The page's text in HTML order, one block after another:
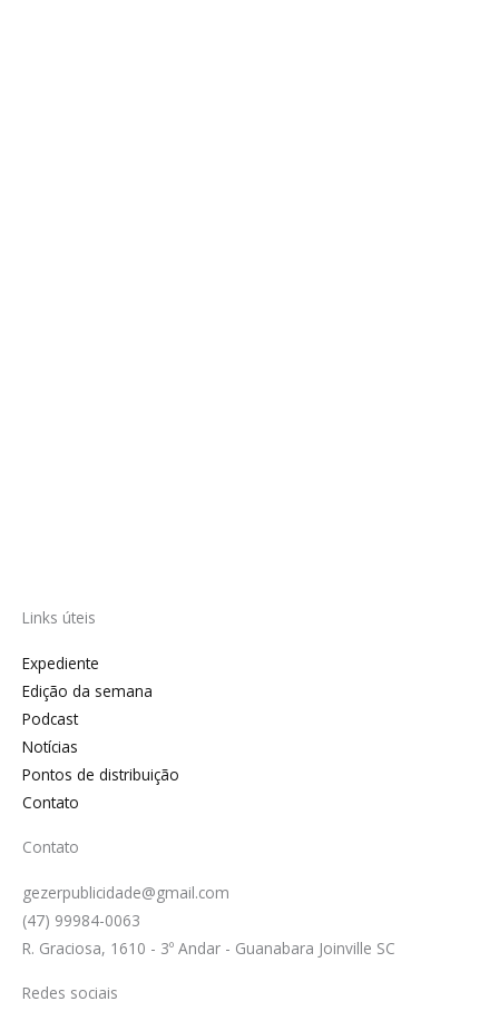
Links úteis
Expediente
Edição da semana
Podcast
Notícias
Pontos de distribuição
Contato
Contato
gezerpublicidade@gmail.com
(47) 99984-0063
R. Graciosa, 1610 - 3º Andar - Guanabara Joinville SC
Redes sociais